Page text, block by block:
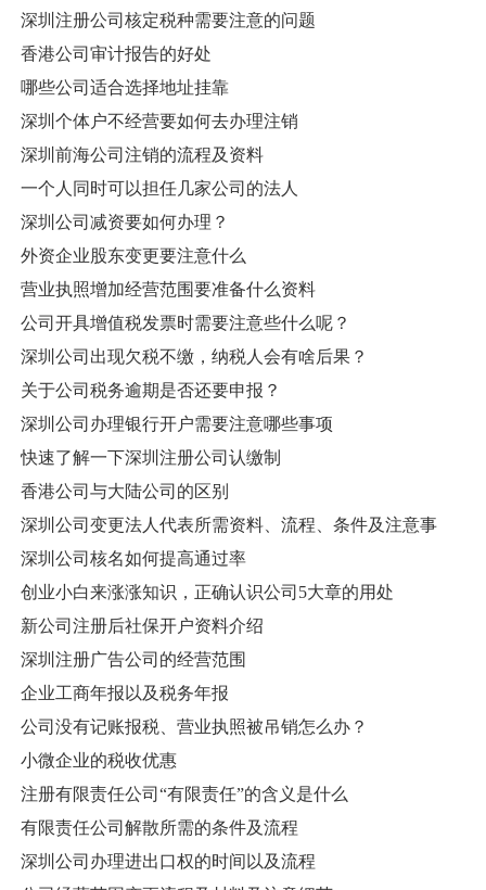
深圳注册公司核定税种需要注意的问题
香港公司审计报告的好处
哪些公司适合选择地址挂靠
深圳个体户不经营要如何去办理注销
深圳前海公司注销的流程及资料
一个人同时可以担任几家公司的法人
深圳公司减资要如何办理？
外资企业股东变更要注意什么
营业执照增加经营范围要准备什么资料
公司开具增值税发票时需要注意些什么呢？
深圳公司出现欠税不缴，纳税人会有啥后果？
关于公司税务逾期是否还要申报？
深圳公司办理银行开户需要注意哪些事项
快速了解一下深圳注册公司认缴制
香港公司与大陆公司的区别
深圳公司变更法人代表所需资料、流程、条件及注意事
深圳公司核名如何提高通过率
创业小白来涨涨知识，正确认识公司5大章的用处
新公司注册后社保开户资料介绍
深圳注册广告公司的经营范围
企业工商年报以及税务年报
公司没有记账报税、营业执照被吊销怎么办？
小微企业的税收优惠
注册有限责任公司“有限责任”的含义是什么
有限责任公司解散所需的条件及流程
深圳公司办理进出口权的时间以及流程